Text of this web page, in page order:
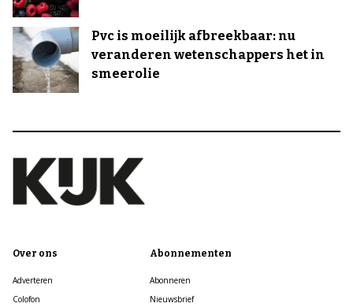
Pvc is moeilijk afbreekbaar: nu
veranderen wetenschappers het in
smeerolie
Over ons
Adverteren
Colofon
Abonnementen
Abonneren
Nieuwsbrief